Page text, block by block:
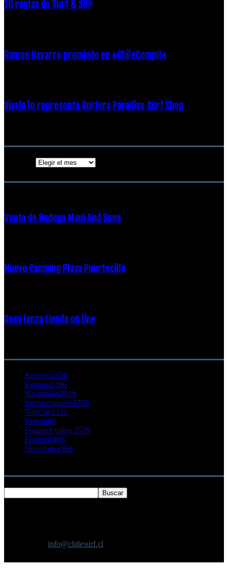
10 reglas de Surf & SUP
Ramon Navarro premiado en #ChileCompite
Vissla lo representa Surfers Paradise Surf Shop
Venta de Bodega Maui And Sons
Nuevo Camping Playa Puertecillo
Roxy lanza tienda on line
Archivo2456
Eventos2386
Nacionales2019
Internacionales1709
Noticias1322
Video880
Featured video 2579
Ecología406
Novedades366
info@chilesurf.cl